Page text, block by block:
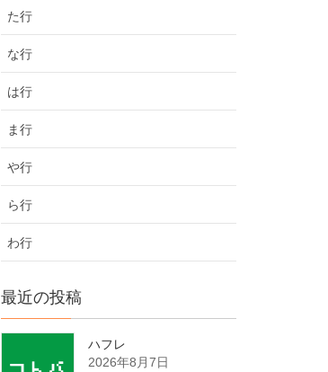
た行
な行
は行
ま行
や行
ら行
わ行
最近の投稿
ハフレ
2026年8月7日